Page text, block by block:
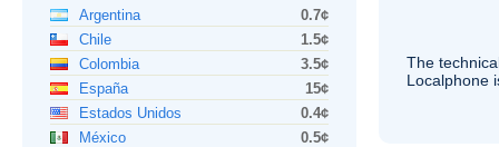
Argentina
0.7¢
Chile
1.5¢
Colombia
3.5¢
España
15¢
Estados Unidos
0.4¢
México
0.5¢
The
Localphone